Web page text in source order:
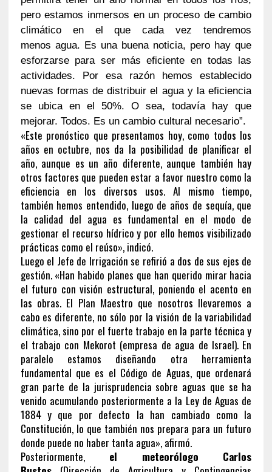
pero estamos inmersos en un proceso de cambio
climático en el que cada vez tendremos
menos agua. Es una buena noticia, pero hay que
esforzarse para ser más eficiente en todas las
actividades. Por esa razón hemos establecido
nuevas formas de distribuir el agua y la eficiencia
se ubica en el 50%. O sea, todavía hay que
mejorar. Todos. Es un cambio cultural necesario”.
«Este pronóstico que presentamos hoy, como todos los
años en octubre, nos da la posibilidad de planificar el
año, aunque es un año diferente, aunque también hay
otros factores que pueden estar a favor nuestro como la
eficiencia en los diversos usos. Al mismo tiempo,
también hemos entendido, luego de años de sequía, que
la calidad del agua es fundamental en el modo de
gestionar el recurso hídrico y por ello hemos visibilizado
prácticas como el reúso», indicó.
Luego el Jefe de Irrigación se refirió a dos de sus ejes de
gestión. «Han habido planes que han querido mirar hacia
el futuro con visión estructural, poniendo el acento en
las obras. El Plan Maestro que nosotros llevaremos a
cabo es diferente, no sólo por la visión de la variabilidad
climática, sino por el fuerte trabajo en la parte técnica y
el trabajo con Mekorot (empresa de agua de Israel). En
paralelo estamos diseñando otra herramienta
fundamental que es el Código de Aguas, que ordenará
gran parte de la jurisprudencia sobre aguas que se ha
venido acumulando posteriormente a la Ley de Aguas de
1884 y que por defecto la han cambiado como la
Constitución, lo que también nos prepara para un futuro
donde puede no haber tanta agua», afirmó.
Posteriormente, el meteorólogo Carlos